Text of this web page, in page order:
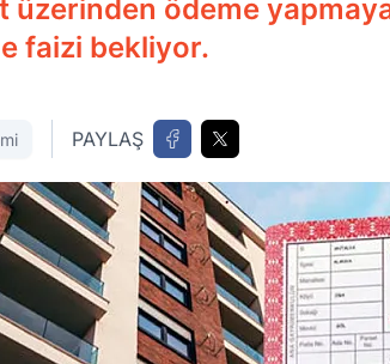
üzerinden ödeme
faizi bekliyor.
PAYLAŞ